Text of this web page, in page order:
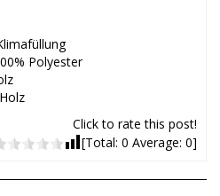
Polyester
Click to rate this post!
[Total: 0 Average: 0]